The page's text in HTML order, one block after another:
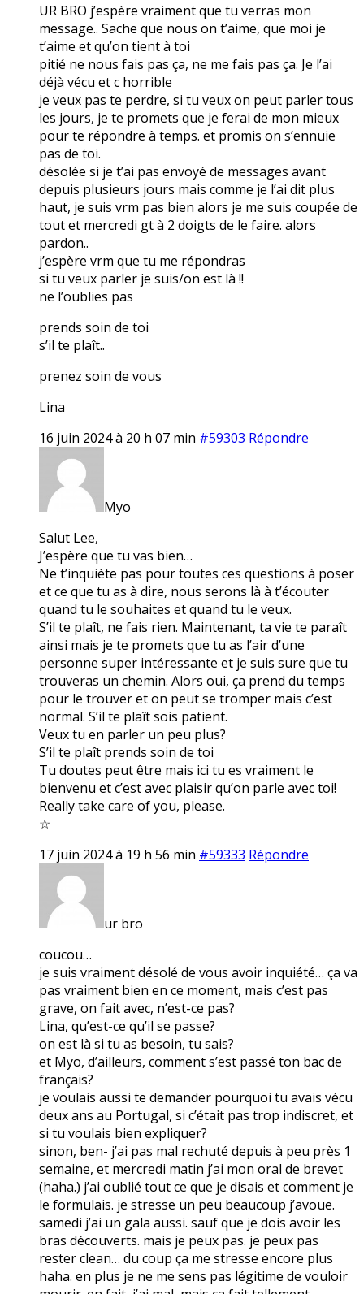
UR BRO j’espère vraiment que tu verras mon
message.. Sache que nous on t’aime, que moi je
t’aime et qu’on tient à toi
pitié ne nous fais pas ça, ne me fais pas ça. Je l’ai
déjà vécu et c horrible
je veux pas te perdre, si tu veux on peut parler tous
les jours, je te promets que je ferai de mon mieux
pour te répondre à temps. et promis on s’ennuie
pas de toi.
désolée si je t’ai pas envoyé de messages avant
depuis plusieurs jours mais comme je l’ai dit plus
haut, je suis vrm pas bien alors je me suis coupée de
tout et mercredi gt à 2 doigts de le faire. alors
pardon..
j’espère vrm que tu me répondras
si tu veux parler je suis/on est là !!
ne l’oublies pas
prends soin de toi
s’il te plaît..
prenez soin de vous
Lina
16 juin 2024 à 20 h 07 min #59303 Répondre
Myo
Salut Lee,
J’espère que tu vas bien…
Ne t’inquiète pas pour toutes ces questions à poser
et ce que tu as à dire, nous serons là à t’écouter
quand tu le souhaites et quand tu le veux.
S’il te plaît, ne fais rien. Maintenant, ta vie te paraît
ainsi mais je te promets que tu as l’air d’une
personne super intéressante et je suis sure que tu
trouveras un chemin. Alors oui, ça prend du temps
pour le trouver et on peut se tromper mais c’est
normal. S’il te plaît sois patient.
Veux tu en parler un peu plus?
S’il te plaît prends soin de toi
Tu doutes peut être mais ici tu es vraiment le
bienvenu et c’est avec plaisir qu’on parle avec toi!
Really take care of you, please.
☆
17 juin 2024 à 19 h 56 min #59333 Répondre
ur bro
coucou…
je suis vraiment désolé de vous avoir inquiété… ça va
pas vraiment bien en ce moment, mais c’est pas
grave, on fait avec, n’est-ce pas?
Lina, qu’est-ce qu’il se passe?
on est là si tu as besoin, tu sais?
et Myo, d’ailleurs, comment s’est passé ton bac de
français?
je voulais aussi te demander pourquoi tu avais vécu
deux ans au Portugal, si c’était pas trop indiscret, et
si tu voulais bien expliquer?
sinon, ben- j’ai pas mal rechuté depuis à peu près 1
semaine, et mercredi matin j’ai mon oral de brevet
(haha.) j’ai oublié tout ce que je disais et comment je
le formulais. je stresse un peu beaucoup j’avoue.
samedi j’ai un gala aussi. sauf que je dois avoir les
bras découverts. mais je peux pas. je peux pas
rester clean… du coup ça me stresse encore plus
haha. en plus je ne me sens pas légitime de vouloir